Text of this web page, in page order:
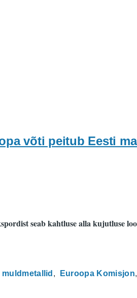
võti peitub Eesti
seab kahtluse alla kujutluse
Euroopa Komisjon